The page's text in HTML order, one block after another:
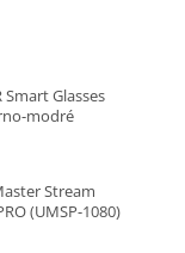
Smart Glasses
modré
Stream
(UMSP-1080)